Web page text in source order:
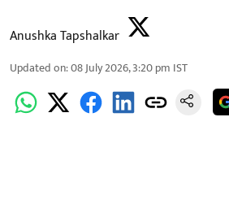
Anushka Tapshalkar
Updated on:08 July 2026, 3:20 pm IST